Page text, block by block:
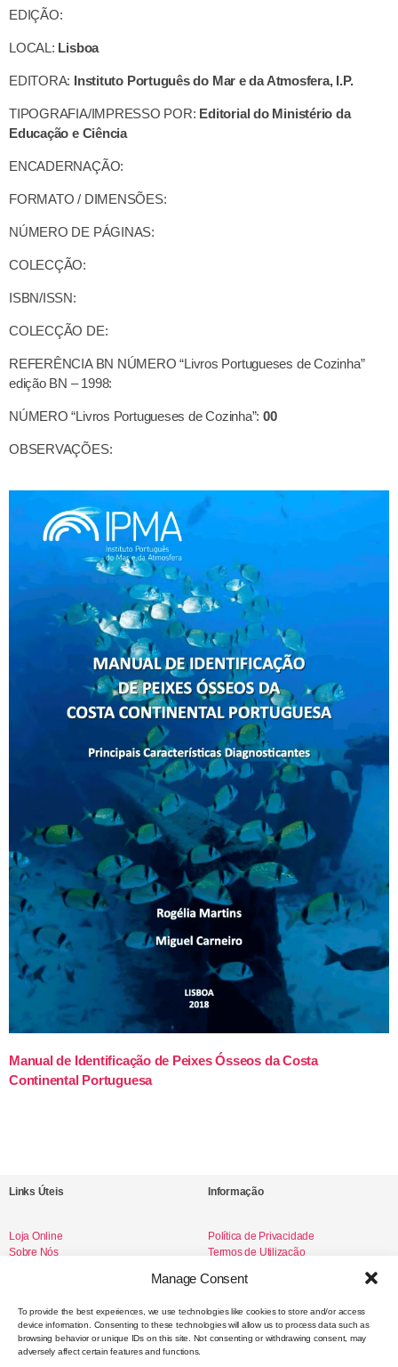
Manage Consent
To provide the best experiences, we use technologies like cookies to store and/or access
device information. Consenting to these technologies will allow us to process data such as
browsing behavior or unique IDs on this site. Not consenting or withdrawing consent, may
adversely affect certain features and functions.
EDIÇÃO:
LOCAL: Lisboa
EDITORA: Instituto Português do Mar e da Atmosfera, I.P.
TIPOGRAFIA/IMPRESSO POR: Editorial do Ministério da
Educação e Ciência
ENCADERNAÇÃO:
FORMATO / DIMENSÕES:
NÚMERO DE PÁGINAS:
COLECÇÃO:
ISBN/ISSN:
COLECÇÃO DE:
REFERÊNCIA BN NÚMERO “Livros Portugueses de Cozinha”
edição BN – 1998:
NÚMERO “Livros Portugueses de Cozinha”: 00
OBSERVAÇÕES:
Manual de Identificação de Peixes Ósseos da Costa
Continental Portuguesa
Links Úteis
Loja Online
Sobre Nós
Informação
Política de Privacidade
Termos de Utilização
Redes Sociais